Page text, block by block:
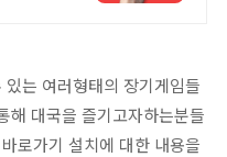
는 여러형태의 장기게임들
해 대국을 즐기고자하는분들
로가기 설치에 대한 내용을